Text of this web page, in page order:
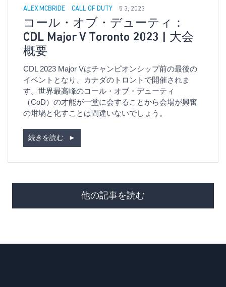
ALEX MCBRIDE CALL OF DUTY 5 3, 2023
コール・オブ・デューティ：
CDL Major V Toronto 2023 | 大会
概要
CDL 2023 Major Vはチャンピオンシップ前の最後の
イベントとなり、カナダのトロントで開催されま
す。世界最高峰のコール・オブ・デューティ
（CoD）の才能が一堂に会することから会場が興奮
の坩堝と化すことは間違いないでしょう。
続きを読む ►
他の記事を読む